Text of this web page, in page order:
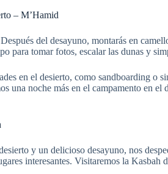
– M’Hamid
del desayuno, montarás en
para tomar fotos, escalar las dunas y
en el desierto, como sandboarding o
una noche más en el campamento en
y un delicioso desayuno, nos
interesantes. Visitaremos la